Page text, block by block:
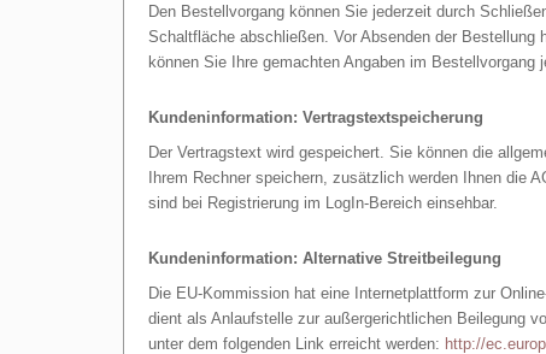
Den Bestellvorgang können Sie jederzeit durch
Schaltfläche abschließen. Vor Absenden der
können Sie Ihre gemachten Angaben im
Kundeninformation: Vertragstextspeicherung
Der Vertragstext wird gespeichert. Sie können die
Ihrem Rechner speichern, zusätzlich werden Ihnen die
sind bei Registrierung im LogIn-Bereich einsehbar.
Kundeninformation: Alternative Streitbeilegung
Die EU-Kommission hat eine Internetplattform zur
dient als Anlaufstelle zur außergerichtlichen Beilegung
unter dem folgenden Link erreicht werden: http://